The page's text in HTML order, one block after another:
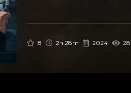
8 2h 28m 2024